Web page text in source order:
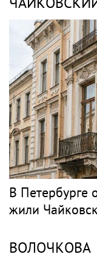
В Петербурге
жили
ВОЛОЧКОВА